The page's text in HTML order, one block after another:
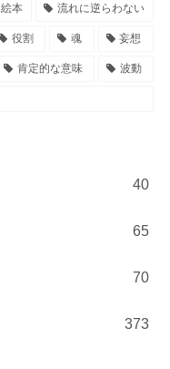
絵本 流れに逆らわない
役割 魂 妄想
肯定的な意味 波動
40
65
70
373